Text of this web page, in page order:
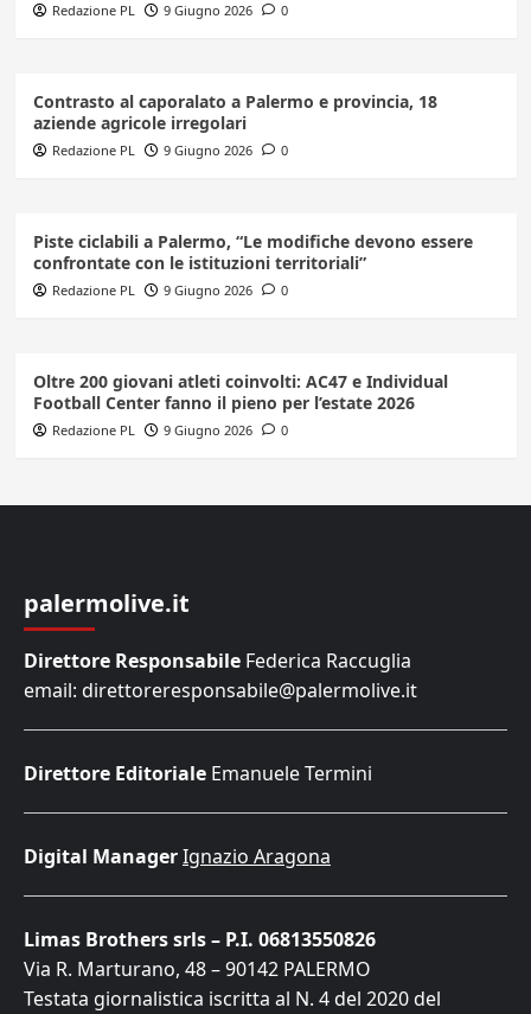
Redazione PL 9 Giugno 2026 0
Contrasto al caporalato a Palermo e provincia, 18
aziende agricole irregolari
Redazione PL 9 Giugno 2026 0
Piste ciclabili a Palermo, “Le modifiche devono essere
confrontate con le istituzioni territoriali”
Redazione PL 9 Giugno 2026 0
Oltre 200 giovani atleti coinvolti: AC47 e Individual
Football Center fanno il pieno per l’estate 2026
Redazione PL 9 Giugno 2026 0
palermolive.it
Direttore Responsabile Federica Raccuglia
email: direttoreresponsabile@palermolive.it
Direttore Editoriale Emanuele Termini
Digital ManagerIgnazio Aragona
Limas Brothers srls – P.I. 06813550826
Via R. Marturano, 48 – 90142 PALERMO
Testata giornalistica iscritta al N. 4 del 2020 del